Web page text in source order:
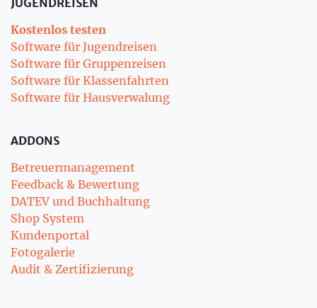
JUGENDREISEN
Kostenlos testen
Software für Jugendreisen
Software für Gruppenreisen
Software für Klassenfahrten
Software für Hausverwalung
ADDONS
Betreuermanagement
Feedback & Bewertung
DATEV und Buchhaltung
Shop System
Kundenportal
Fotogalerie
Audit & Zertifizierung